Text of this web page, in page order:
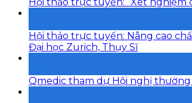
Hội thảo trực tuyến: Nâng cao
Đại học Zurich, Thụy Sĩ
Qmedic tham dự Hội nghị